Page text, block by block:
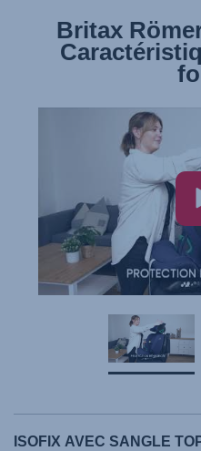
Britax
Britax
ISOFIX AVEC SANGLE